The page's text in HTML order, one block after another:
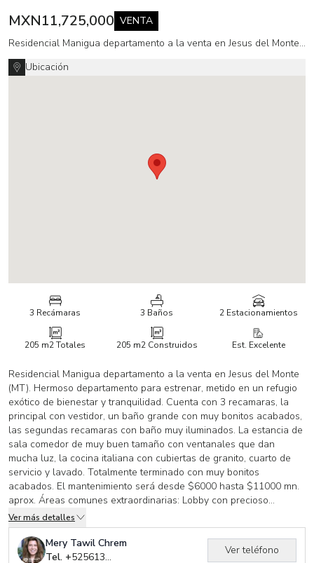
MXN11,725,000 VENTA
Residencial Manigua departamento a la venta en Jesus del Monte (MT)
Ubicación
3 Recámaras 3 Baños 2 Estacionamientos
205 m2Totales 205 m2Construidos Est. Excelente
Residencial Manigua departamento a la venta en Jesus del Monte
(MT). Hermoso departamento para estrenar, metido en un refugio
exótico de bienestar y tranquilidad. Cuenta con 3 recamaras, la
principal con vestidor, un baño grande con muy bonitos acabados,
las segundas recamaras con baño muy iluminados. La estancia de
sala comedor de muy buen tamaño con ventanales que dan
mucha luz, la cocina italiana con cubiertas de granito, cuarto de
servicio y lavado. Totalmente terminado con muy bonitos
acabados. El mantenimiento será desde $6000 hasta $11000 mn.
aprox. Áreas comunes extraordinarias: Lobby con precioso
inmobiliario, terraza, salon de fiestas, home office, roof top alberca,
fire pit, lounge bar, home office, salón de juegos, asadores, cine,
sky bar. Casa club de 13,000 mts que tiene asoleadero, mini salón
de eventos, cancha de basquetbol, futbol, voleibol, mini super,
Ver más detalles
Mery Tawil Chrem
Tel. +525613012779
Ver teléfono